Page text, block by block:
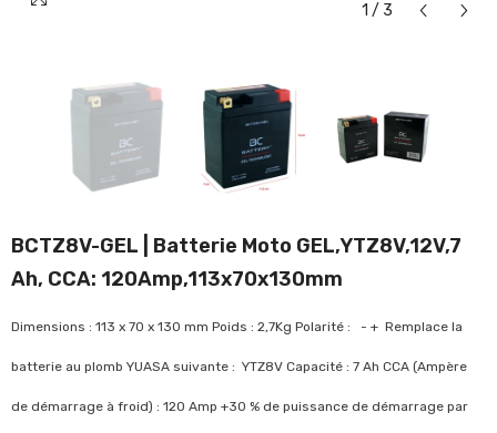
1 / 3
BCTZ8V-GEL | Batterie Moto GEL,YTZ8V,12V,7
Ah, CCA: 120Amp,113x70x130mm
Dimensions : 113 x 70 x 130 mm Poids : 2,7Kg Polarité : - + Remplace la
batterie au plomb YUASA suivante : YTZ8V Capacité : 7 Ah CCA (Ampère
de démarrage à froid) : 120 Amp +30 % de puissance de démarrage par